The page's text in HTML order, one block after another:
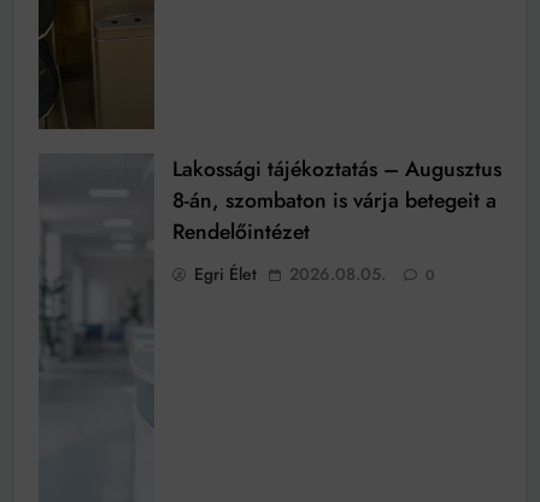
Lakossági tájékoztatás – Augusztus
8-án, szombaton is várja betegeit a
Rendelőintézet
Egri Élet 2026.08.05. 0